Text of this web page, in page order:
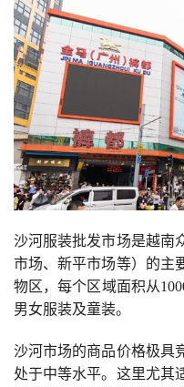
沙河服装批发市场是越南
市场、新平市场等）的主
物区，每个区域面积从
男女服装及童装。
沙河市场的商品价格极具
处于中等水平。这里尤其